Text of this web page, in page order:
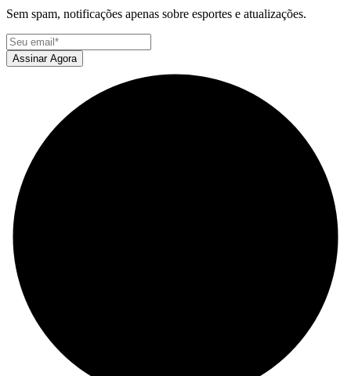
Sem spam, notificações apenas sobre esportes e atualizações.
Assinar Agora